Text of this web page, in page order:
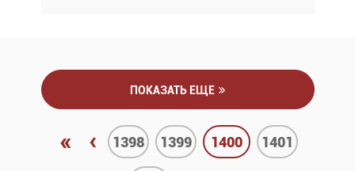
ПОКАЗАТЬ ЕЩЕ
« ‹ 1398 1399 1400 1401